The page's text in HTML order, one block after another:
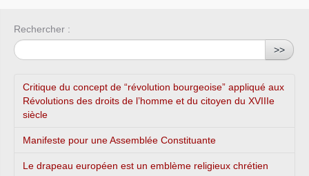
Rechercher :
>>
Critique du concept de “révolution bourgeoise” appliqué aux
Révolutions des droits de l’homme et du citoyen du XVIIIe
siècle
Manifeste pour une Assemblée Constituante
Le drapeau européen est un emblème religieux chrétien